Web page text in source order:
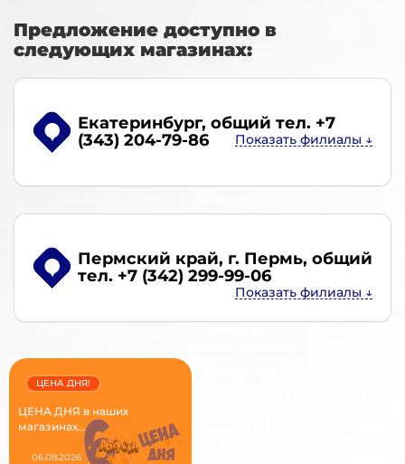
Предложение доступно в
следующих магазинах:
Екатеринбург, общий тел. +7
(343) 204-79-86
Пермский край, г. Пермь, общий
тел. +7 (342) 299-99-06
ЦЕНА ДНЯ в наших
магазинах...
ЦЕНА ДНЯ!
06.08.2026